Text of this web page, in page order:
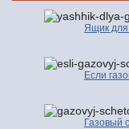
Ящик для
Если
Газовый